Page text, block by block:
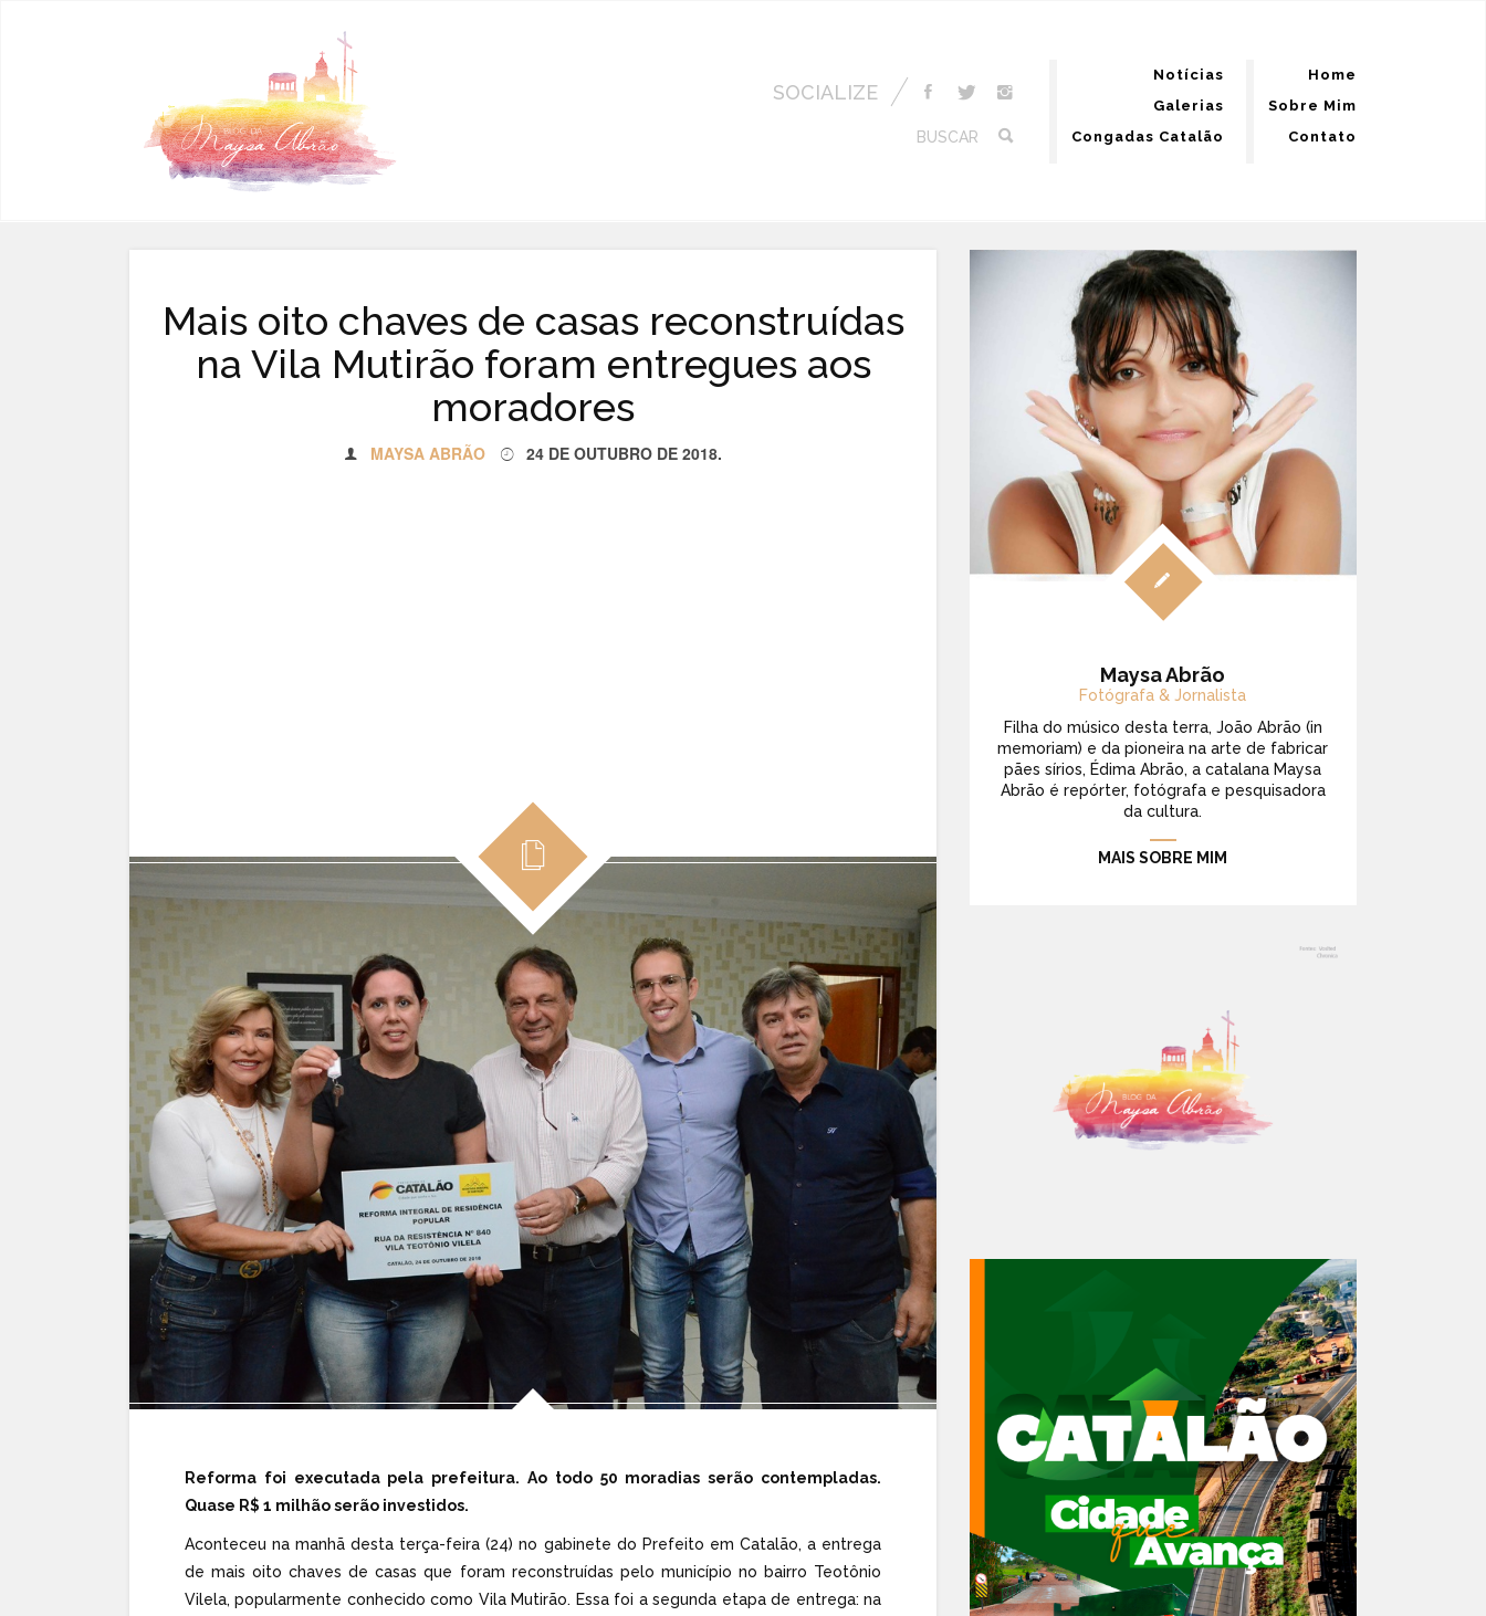
SOCIALIZE
BUSCAR
Notícias
Galerias
Congadas Catalão
Home
Sobre Mim
Contato
Mais oito chaves de casas reconstruídas
na Vila Mutirão foram entregues aos
moradores
MAYSA ABRÃO 24 DE OUTUBRO DE 2018.
Reforma foi executada pela prefeitura. Ao todo 50 moradias serão contempladas.
Quase R$ 1 milhão serão investidos.
Aconteceu na manhã desta terça-feira (24) no gabinete do Prefeito em Catalão, a entrega
de mais oito chaves de casas que foram reconstruídas pelo município no bairro Teotônio
Vilela, popularmente conhecido como Vila Mutirão. Essa foi a segunda etapa de entrega: na
Maysa Abrão
Fotógrafa & Jornalista
Filha do músico desta terra, João Abrão (in
memoriam) e da pioneira na arte de fabricar
pães sírios, Édima Abrão, a catalana Maysa
Abrão é repórter, fotógrafa e pesquisadora
da cultura.
MAIS SOBRE MIM